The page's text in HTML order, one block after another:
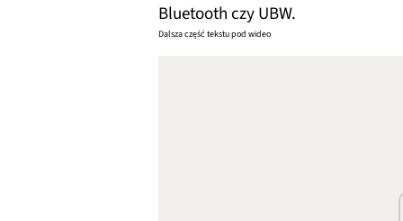
Bluetooth czy UBW.
Dalsza część tekstu pod wideo